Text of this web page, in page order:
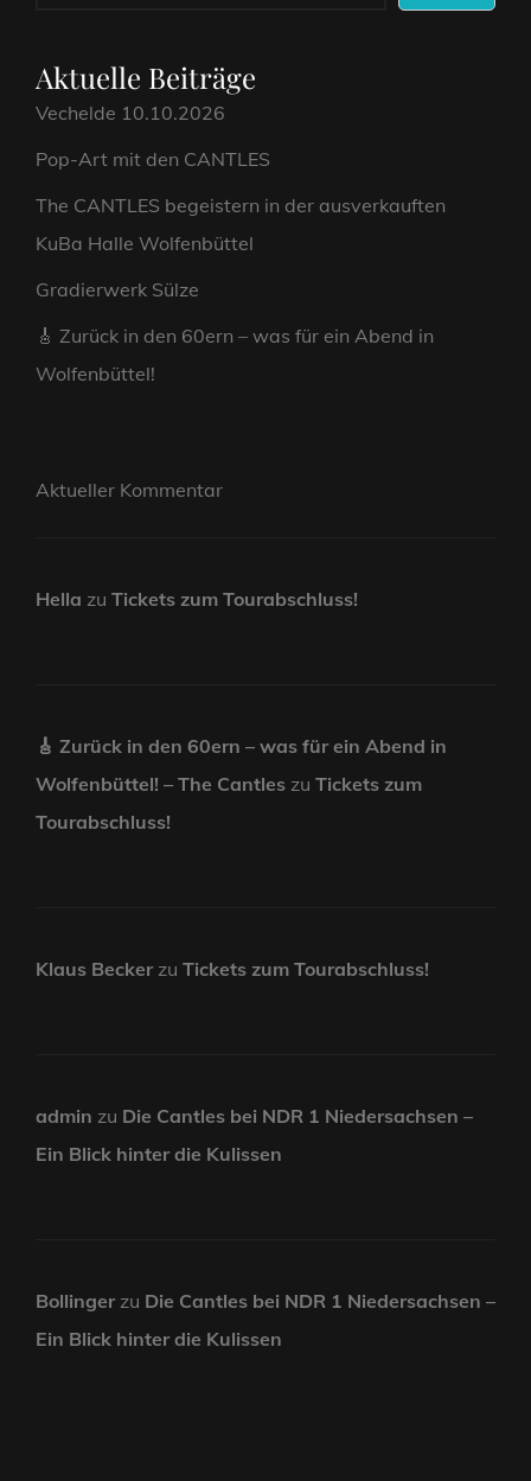
Aktuelle Beiträge
Vechelde 10.10.2026
Pop-Art mit den CANTLES
The CANTLES begeistern in der ausverkauften
KuBa Halle Wolfenbüttel
Gradierwerk Sülze
🎸 Zurück in den 60ern – was für ein Abend in
Wolfenbüttel!
Aktueller Kommentar
Hella zu Tickets zum Tourabschluss!
🎸 Zurück in den 60ern – was für ein Abend in
Wolfenbüttel! – The Cantles zu Tickets zum
Tourabschluss!
Klaus Beckerzu Tickets zum Tourabschluss!
admin zu Die Cantles bei NDR 1 Niedersachsen –
Ein Blick hinter die Kulissen
Bollingerzu Die Cantles bei NDR 1 Niedersachsen –
Ein Blick hinter die Kulissen